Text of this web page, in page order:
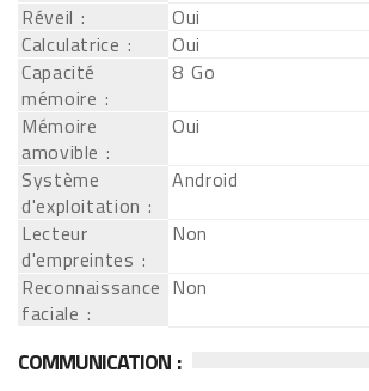
Réveil :
Oui
Calculatrice :
Oui
Capacité
mémoire :
8 Go
Mémoire
amovible :
Oui
Système
d'exploitation :
Android
Lecteur
d'empreintes :
Non
Reconnaissance
faciale :
Non
COMMUNICATION :